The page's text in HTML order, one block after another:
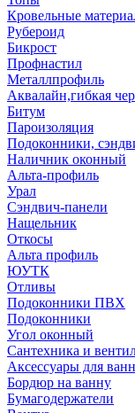
Кровельные
Рубероид
Бикрост
Профнастил
Металлпрофиль
Аквалайн,гибкая
Битум
Пароизоляция
Подоконники,
Наличник оконный
Альта-профиль
Урал
Сэндвич-панели
Нащельник
Откосы
Альта профиль
ЮУТК
Отливы
Подоконники ПВХ
Подоконники
Угол оконный
Сантехника и
Аксессуары для
Бордюр на ванну
Бумагодержатели